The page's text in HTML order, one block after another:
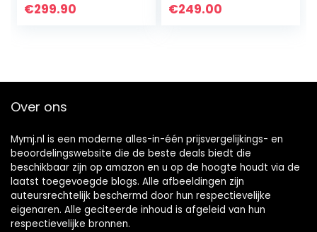
9-tint, gemakkelijk
€299.90
te dragen Drum
€249.00
Over ons
Mymj.nl is een moderne alles-in-één prijsvergelijkings- en
beoordelingswebsite die de beste deals biedt die
beschikbaar zijn op amazon en u op de hoogte houdt via de
laatst toegevoegde blogs. Alle afbeeldingen zijn
auteursrechtelijk beschermd door hun respectievelijke
eigenaren. Alle geciteerde inhoud is afgeleid van hun
respectievelijke bronnen.